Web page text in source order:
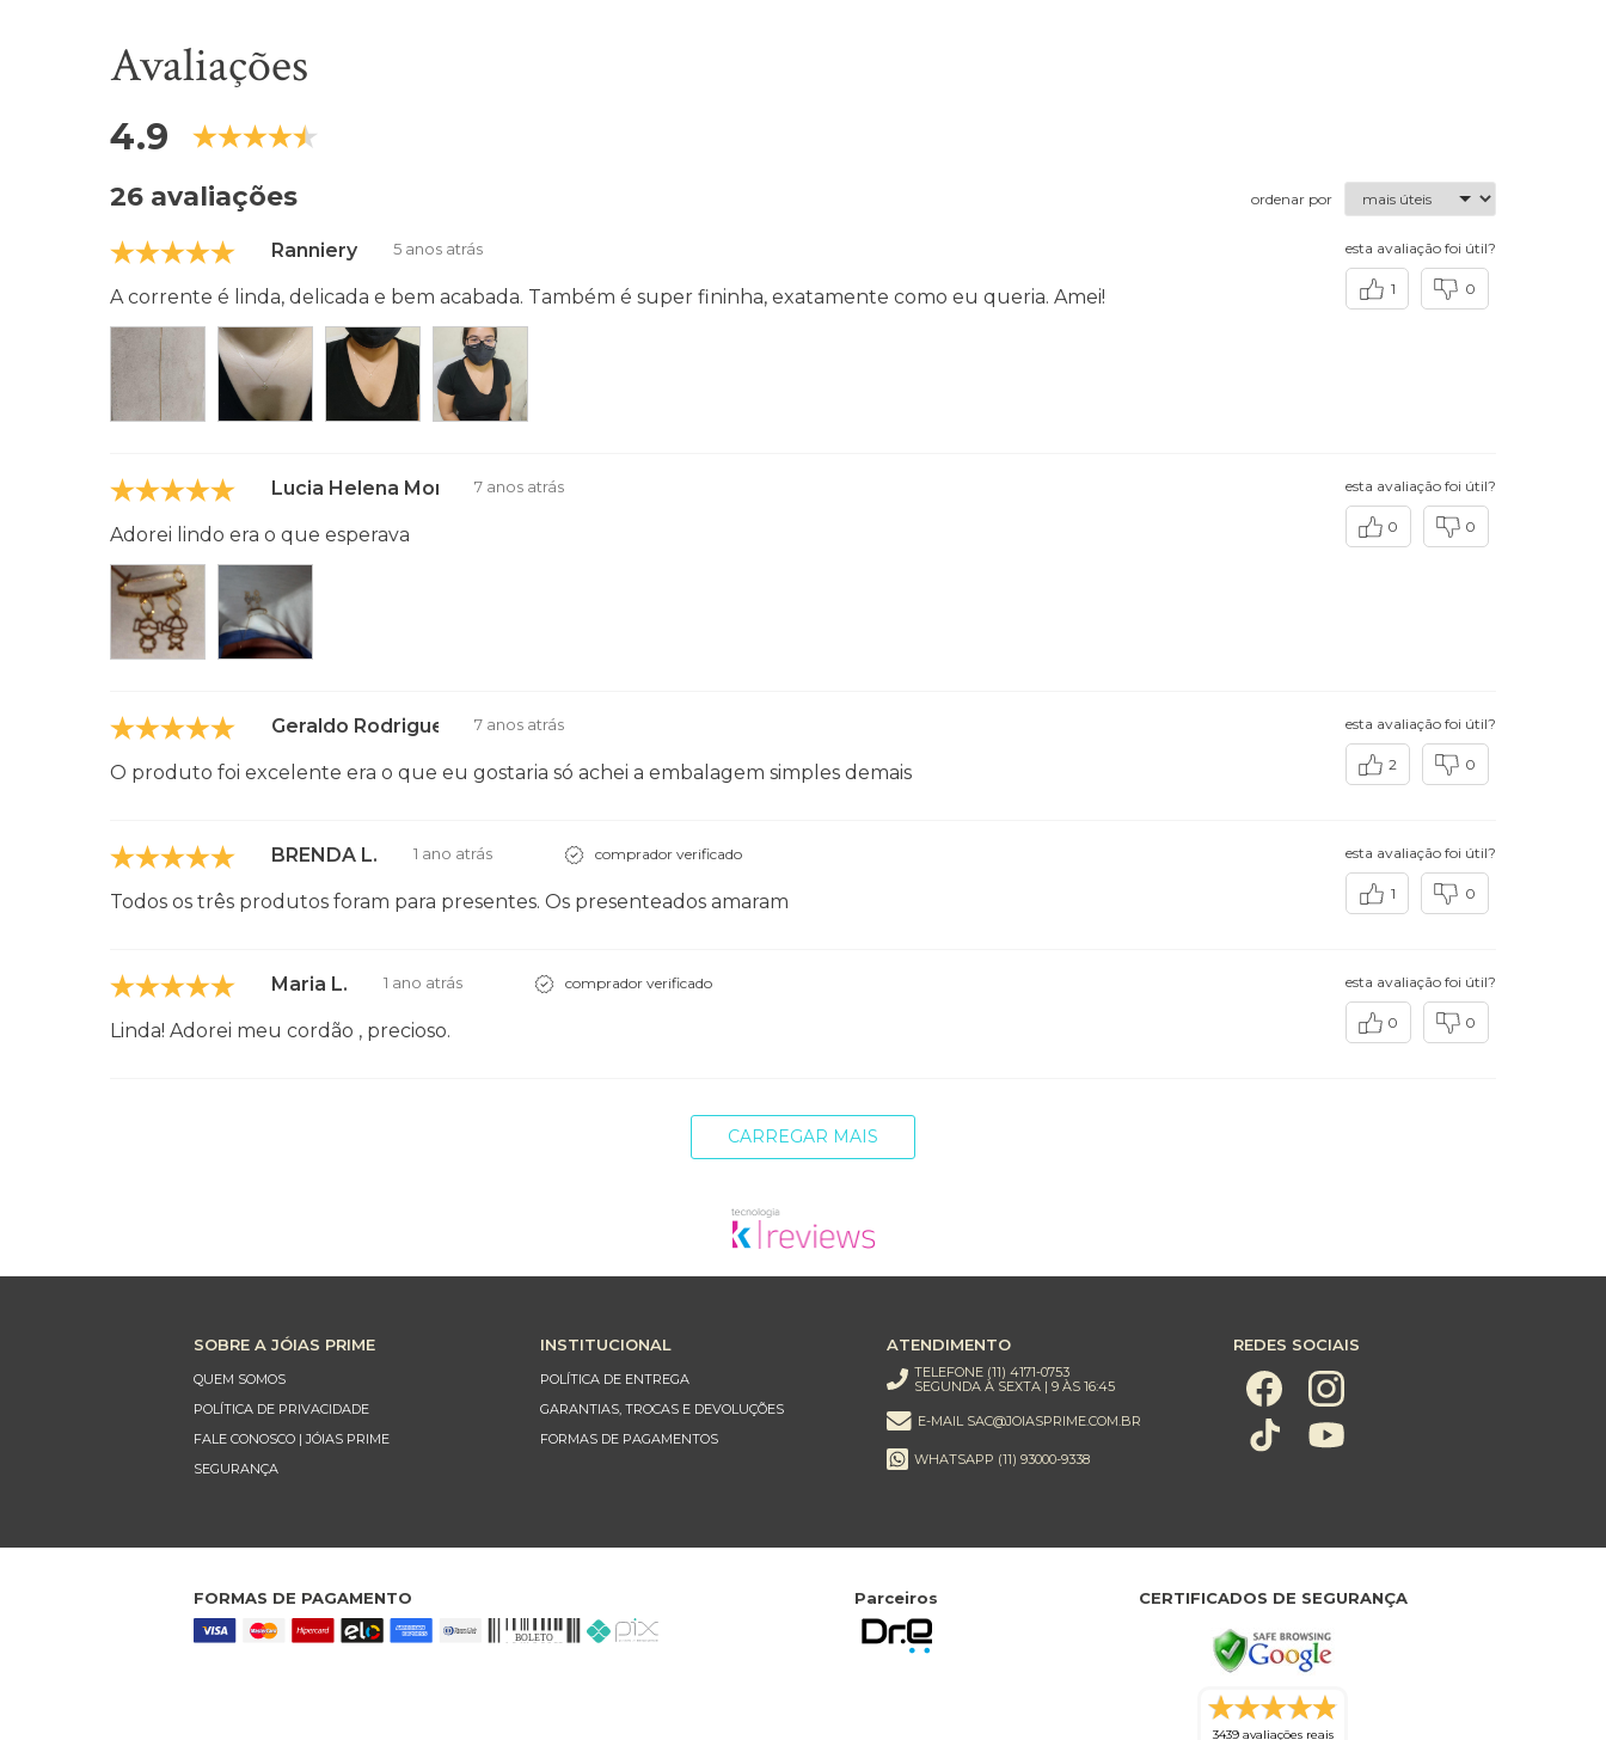
Avaliações
4.9
26 avaliações ordenar por
Ranniery 5 anos atrás
A corrente é linda, delicada e bem acabada. Também é super fininha, exatamente como eu queria. Amei!
esta avaliação foi útil?
1 0
Lucia Helena Monteiro7 anos atrás
Adorei lindo era o que esperava
esta avaliação foi útil?
0 0
Geraldo Rodrigues da Costa Junior
7 anos atrás
O produto foi excelente era o que eu gostaria só achei a embalagem simples demais
esta avaliação foi útil?
2 0
BRENDA L. 1 ano atrás comprador verificado
Todos os três produtos foram para presentes. Os presenteados amaram
esta avaliação foi útil?
1 0
Maria L. 1 ano atrás comprador verificado
Linda! Adorei meu cordão , precioso.
esta avaliação foi útil?
0 0
CARREGAR MAIS
SOBRE A JÓIAS PRIME
QUEM SOMOS
POLÍTICA DE PRIVACIDADE
FALE CONOSCO | JÓIAS PRIME
SEGURANÇA
INSTITUCIONAL
POLÍTICA DE ENTREGA
GARANTIAS, TROCAS E DEVOLUÇÕES
FORMAS DE PAGAMENTOS
ATENDIMENTO
TELEFONE (11) 4171-0753
SEGUNDA À SEXTA | 9 ÀS 16:45
E-MAIL SAC@JOIASPRIME.COM.BR
WHATSAPP (11) 93000-9338
REDES SOCIAIS
FORMAS DE PAGAMENTO Parceiros CERTIFICADOS DE SEGURANÇA
3439 avaliações reais